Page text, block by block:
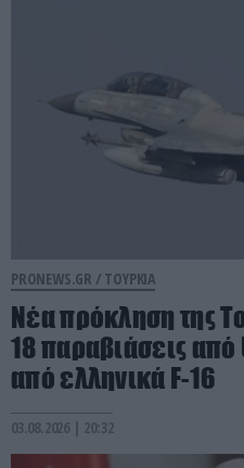
PRONEWS.GR / ΤΟΥΡΚΙΑ
Νέα πρόκληση της
18 παραβιάσεις από
από ελληνικά F-16
03.08.2026 | 20:32